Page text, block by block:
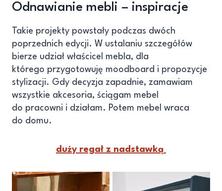
Odnawianie mebli – inspiracje
Takie projekty powstały podczas dwóch
poprzednich edycji. W ustalaniu szczegółów
bierze udział właścicel mebla, dla
którego przygotowuję moodboard i propozycje
stylizacji. Gdy decyzja zapadnie, zamawiam
wszystkie akcesoria, ściągam mebel
do pracowni i działam. Potem mebel wraca
do domu.
duży regał z nadstawką